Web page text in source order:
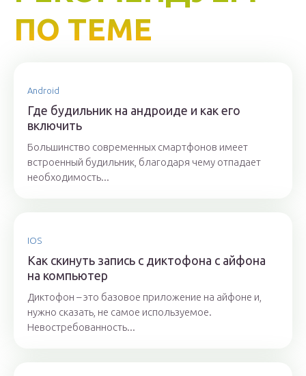
ПО ТЕМЕ
Android
Где будильник на андроиде и как его
включить
Большинство современных смартфонов имеет
встроенный будильник, благодаря чему отпадает
необходимость...
IOS
Как скинуть запись с диктофона с айфона
на компьютер
Диктофон – это базовое приложение на айфоне и,
нужно сказать, не самое используемое.
Невостребованность...